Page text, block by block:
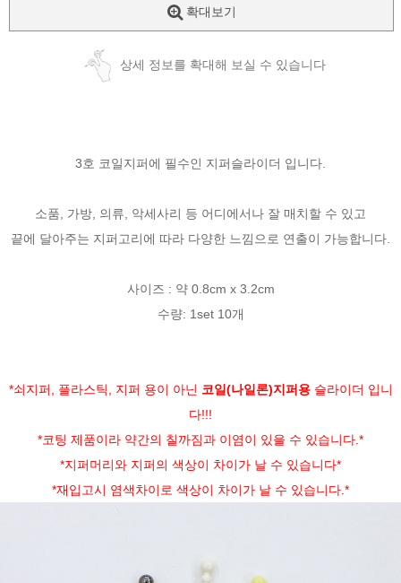
확대보기
상세 정보를 확대해 보실 수 있습니다
3호 코일지퍼에 필수인 지퍼슬라이더 입니다.
소품, 가방, 의류, 악세사리 등 어디에서나 잘 매치할 수 있고
끝에 달아주는 지퍼고리에 따라 다양한 느낌으로 연출이 가능합니다.
사이즈 : 약 0.8cm x 3.2cm
수량: 1set 10개
*쇠지퍼, 플라스틱, 지퍼 용이 아닌 코일(나일론)지퍼용슬라이더 입니
다!!!
*코팅 제품이라 약간의 칠까짐과 이염이 있을 수 있습니다.*
*지퍼머리와 지퍼의 색상이 차이가 날 수 있습니다*
*재입고시 염색차이로 색상이 차이가 날 수 있습니다.*